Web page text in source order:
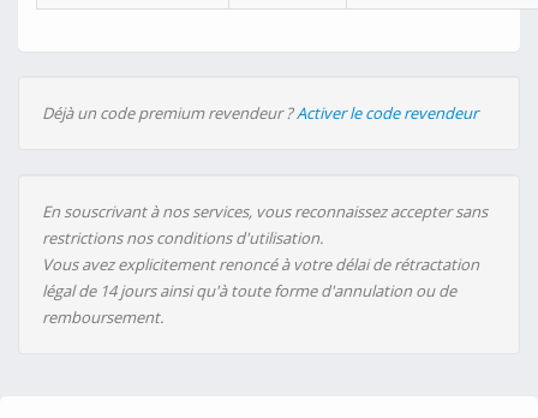
Déjà un code premium revendeur ?Activer le code revendeur
En souscrivant à nos services, vous reconnaissez accepter sans
restrictions nos conditions d'utilisation.
Vous avez explicitement renoncé à votre délai de rétractation
légal de 14 jours ainsi qu'à toute forme d'annulation ou de
remboursement.